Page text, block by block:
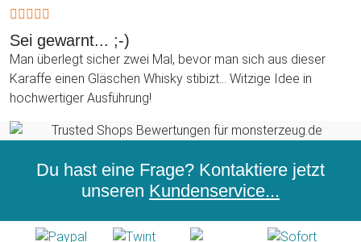
Sei gewarnt... ;-)
Man überlegt sicher zwei Mal, bevor man sich aus dieser
Karaffe einen Gläschen Whisky stibizt... Witzige Idee in
hochwertiger Ausführung!
Du hast eine Frage? Kontaktiere jetzt
unseren Kundenservice...